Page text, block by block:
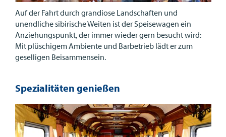
Auf der Fahrt durch grandiose Landschaften und
unendliche sibirische Weiten ist der Speisewagen ein
Anziehungspunkt, der immer wieder gern besucht wird:
Mit plüschigem Ambiente und Barbetrieb lädt er zum
geselligen Beisammensein.
Spezialitäten genießen